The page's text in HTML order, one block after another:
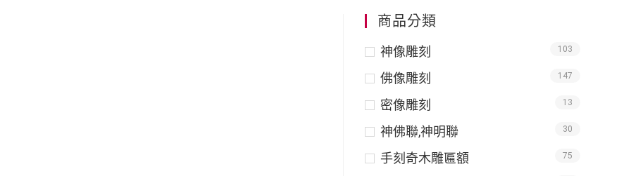
商品分類
神像雕刻 103
佛像雕刻 147
密像雕刻 13
神佛聯,神明聯 30
手刻奇木雕匾額 75